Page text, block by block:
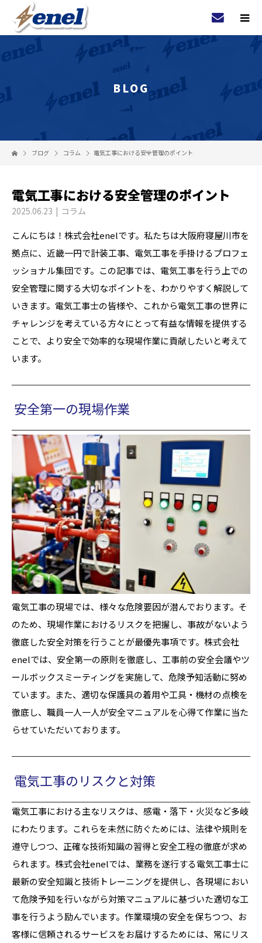
BLOG
ブログ コラム 電気工事における安全管理のポイント
電気工事における安全管理のポイント
2025.06.23 コラム
こんにちは！株式会社enelです。私たちは大阪府寝屋川市を
拠点に、近畿一円で計装工事、電気工事を手掛けるプロフェ
ッショナル集団です。この記事では、電気工事を行う上での
安全管理に関する大切なポイントを、わかりやすく解説して
いきます。電気工事士の皆様や、これから電気工事の世界に
チャレンジを考えている方々にとって有益な情報を提供する
ことで、より安全で効率的な現場作業に貢献したいと考えて
います。
安全第一の現場作業
電気工事の現場では、様々な危険要因が潜んでおります。そ
のため、現場作業におけるリスクを把握し、事故がないよう
徹底した安全対策を行うことが最優先事項です。株式会社
enelでは、安全第一の原則を徹底し、工事前の安全会議やツ
ールボックスミーティングを実施して、危険予知活動に努め
ています。また、適切な保護具の着用や工具・機材の点検を
徹底し、職員一人一人が安全マニュアルを心得て作業に当た
らせていただいております。
電気工事のリスクと対策
電気工事における主なリスクは、感電・落下・火災など多岐
にわたります。これらを未然に防ぐためには、法律や規則を
遵守しつつ、正確な技術知識の習得と安全工程の徹底が求め
られます。株式会社enelでは、業務を遂行する電気工事士に
最新の安全知識と技術トレーニングを提供し、各現場におい
て危険予知を行いながら対策マニュアルに基づいた適切な工
事を行うよう励んでいます。作業環境の安全を保ちつつ、お
客様に信頼されるサービスをお届けするためには、常にリス